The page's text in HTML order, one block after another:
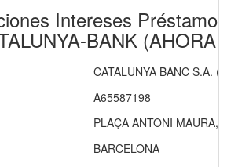
Intereses
BANK (AHORA
CATALUNYA BANC S.A.
A65587198
PLAÇA ANTONI MAURA, 6
BARCELONA